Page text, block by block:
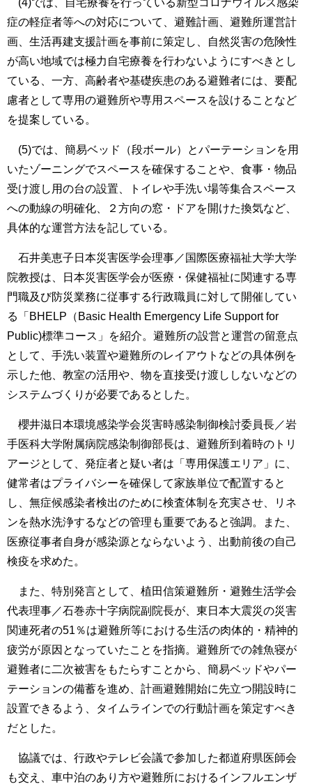
(4)では、自宅療養を行っている新型コロナウイルス感染
症の軽症者等への対応について、避難計画、避難所運営計
画、生活再建支援計画を事前に策定し、自然災害の危険性
が高い地域では極力自宅療養を行わないようにすべきとし
ている、一方、高齢者や基礎疾患のある避難者には、要配
慮者として専用の避難所や専用スペースを設けることなど
を提案している。
(5)では、簡易ベッド（段ボール）とパーテーションを用
いたゾーニングでスペースを確保することや、食事・物品
受け渡し用の台の設置、トイレや手洗い場等集合スペース
への動線の明確化、２方向の窓・ドアを開けた換気など、
具体的な運営方法を記している。
石井美恵子日本災害医学会理事／国際医療福祉大学大学
院教授は、日本災害医学会が医療・保健福祉に関連する専
門職及び防災業務に従事する行政職員に対して開催してい
る「BHELP（Basic Health Emergency Life Support for
Public)標準コース」を紹介。避難所の設営と運営の留意点
として、手洗い装置や避難所のレイアウトなどの具体例を
示した他、教室の活用や、物を直接受け渡ししないなどの
システムづくりが必要であるとした。
櫻井滋日本環境感染学会災害時感染制御検討委員長／岩
手医科大学附属病院感染制御部長は、避難所到着時のトリ
アージとして、発症者と疑い者は「専用保護エリア」に、
健常者はプライバシーを確保して家族単位で配置すると
し、無症候感染者検出のために検査体制を充実させ、リネ
ンを熱水洗浄するなどの管理も重要であると強調。また、
医療従事者自身が感染源とならないよう、出動前後の自己
検疫を求めた。
また、特別発言として、植田信策避難所・避難生活学会
代表理事／石巻赤十字病院副院長が、東日本大震災の災害
関連死者の51％は避難所等における生活の肉体的・精神的
疲労が原因となっていたことを指摘。避難所での雑魚寝が
避難者に二次被害をもたらすことから、簡易ベッドやパー
テーションの備蓄を進め、計画避難開始に先立つ開設時に
設置できるよう、タイムラインでの行動計画を策定すべき
だとした。
協議では、行政やテレビ会議で参加した都道府県医師会
も交え、車中泊のあり方や避難所におけるインフルエンザ